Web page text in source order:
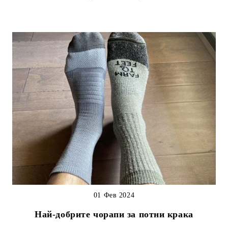
Най-добрите чорапи за потни крака
01 Фев 2024